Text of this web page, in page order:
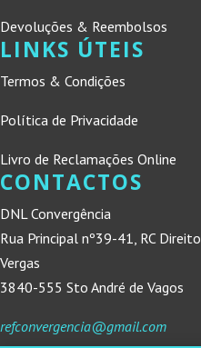
Devoluções & Reembolsos
LINKS ÚTEIS
Termos & Condições
Política de Privacidade
Livro de Reclamações Online
CONTACTOS
DNL Convergência
Rua Principal nº39-41, RC
Vergas
3840-555 Sto André de Vagos
refconvergencia@gmail.com